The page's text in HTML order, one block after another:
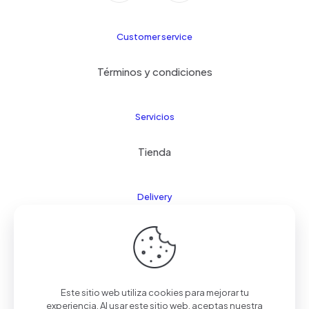
Customer service
Términos y condiciones
Servicios
Tienda
Delivery
FAQ
© 2024 Kids21| Todos los derechos reservados |
Este sitio web utiliza cookies para mejorar tu
experiencia. Al usar este sitio web, aceptas nuestra